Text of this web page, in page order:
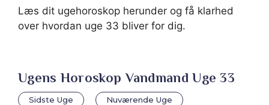
Læs dit ugehoroskop herunder og få klarhed
over hvordan uge 33 bliver for dig.
Ugens Horoskop Vandmand Uge 33
Sidste Uge Nuværende Uge